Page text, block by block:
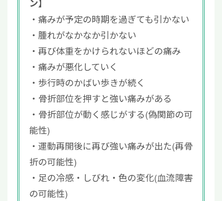
ン】
痛みが予定の時期を過ぎても引かない
腫れがなかなか引かない
再び体重をかけられないほどの痛み
痛みが悪化していく
歩行時のかばい歩きが続く
骨折部位を押すと強い痛みがある
骨折部位が動く感じがする(偽関節の可
能性)
運動再開後に再び強い痛みが出た(再骨
折の可能性)
足の冷感・しびれ・色の変化(血流障害
の可能性)